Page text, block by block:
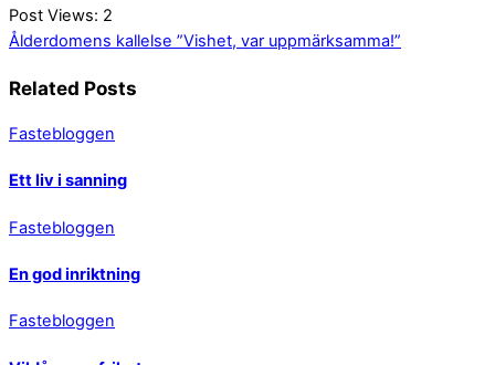
Post Views: 2
Ålderdomens kallelse ”Vishet, var uppmärksamma!”
Related Posts
Fastebloggen
Ett liv i sanning
Fastebloggen
En god inriktning
Fastebloggen